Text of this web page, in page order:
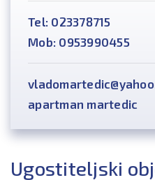
Tel: 023378715
Mob: 0953990455
apartman martedic
Ugostiteljski